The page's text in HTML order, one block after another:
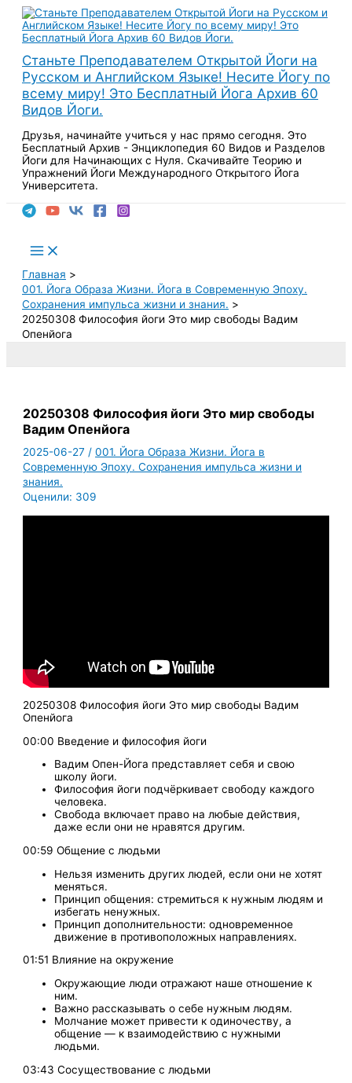
Перейти
содержимому
Станьте Преподавателем Открытой Йоги на
Русском и Английском Языке! Несите Йогу по
всему миру! Это Бесплатный Йога Архив 60
Видов Йоги.
Друзья, начинайте учиться у нас прямо сегодня. Это
Бесплатный Архив - Энциклопедия 60 Видов и Разделов
Йоги для Начинающих с Нуля. Скачивайте Теорию и
Упражнений Йоги Международного Открытого Йога
Университета.
Main
Menu
Главная
001. Йога Образа Жизни. Йога в Современную Эпоху.
Сохранения импульса жизни и знания.
20250308 Философия йоги Это мир свободы Вадим
Опенйога
20250308 Философия йоги Это мир свободы
Вадим Опенйога
2025-06-27/001. Йога Образа Жизни. Йога в
Современную Эпоху. Сохранения импульса жизни и
знания.
Оценили: 309
20250308 Философия йоги Это мир свободы Вадим
Опенйога
00:00 Введение и философия йоги
Вадим Опен-Йога представляет себя и свою
школу йоги.
Философия йоги подчёркивает свободу каждого
человека.
Свобода включает право на любые действия,
даже если они не нравятся другим.
00:59 Общение с людьми
Нельзя изменить других людей, если они не хотят
меняться.
Принцип общения: стремиться к нужным людям и
избегать ненужных.
Принцип дополнительности: одновременное
движение в противоположных направлениях.
01:51 Влияние на окружение
Окружающие люди отражают наше отношение к
ним.
Важно рассказывать о себе нужным людям.
Молчание может привести к одиночеству, а
общение — к взаимодействию с нужными
людьми.
03:43 Сосуществование с людьми